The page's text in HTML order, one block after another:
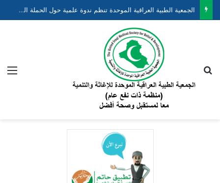
الجمعية الطبية العراقية الموحدة تنظم ندوة علمية حول الحملة الوطنية لتقليل وفيات الأطفال حديثي الولادة والخدج ضمن مشروع “نبضهم أملنا”